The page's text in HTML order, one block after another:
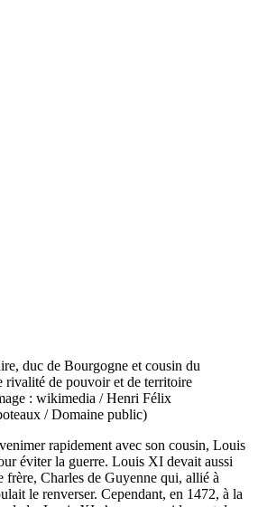
duc de Bourgogne et cousin du
rivalité de pouvoir et de territoire
: wikimedia / Henri Félix
/ Domaine public)
rapidement avec son cousin, Louis
éviter la guerre. Louis XI devait aussi
frère, Charles de Guyenne qui, allié à
le renverser. Cependant, en 1472, à la